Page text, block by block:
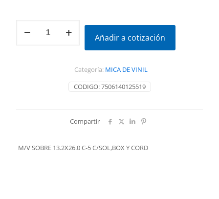
SOBRE
Añadir a cotización
CODIGO:7506140125519
Categoría: MICA DE VINIL
Compartir
M/V SOBRE 13.2X26.0 C-5 C/SOL,BOX Y CORD